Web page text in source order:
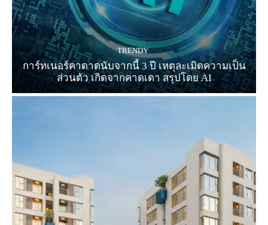
TRENDY
การ์ทเนอร์คาดาดนับจากนี้ 3 ปี เหตุละเมิดความเป็น
ส่วนตัว เกิดจากคาดเดา สรุปโดย AI